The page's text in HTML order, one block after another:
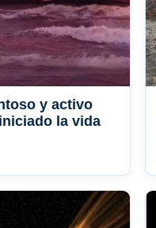
y activo
la vida